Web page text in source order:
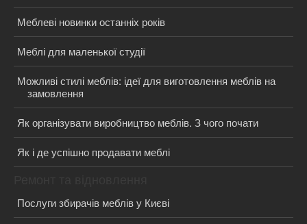
Меблеві новинки останніх років
Меблі для маленької студії
Можливі стилі меблів: ідеї для виготовлення меблів на
замовлення
Як організувати виробництво меблів. З чого почати
Як і де успішно продавати меблі
Послуги збирачів меблів у Києві